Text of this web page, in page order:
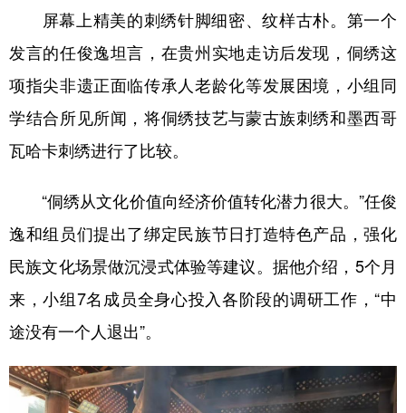
屏幕上精美的刺绣针脚细密、纹样古朴。第一个
发言的任俊逸坦言，在贵州实地走访后发现，侗绣这
项指尖非遗正面临传承人老龄化等发展困境，小组同
学结合所见所闻，将侗绣技艺与蒙古族刺绣和墨西哥
瓦哈卡刺绣进行了比较。
“侗绣从文化价值向经济价值转化潜力很大。”任俊
逸和组员们提出了绑定民族节日打造特色产品，强化
民族文化场景做沉浸式体验等建议。据他介绍，5个月
来，小组7名成员全身心投入各阶段的调研工作，“中
途没有一个人退出”。